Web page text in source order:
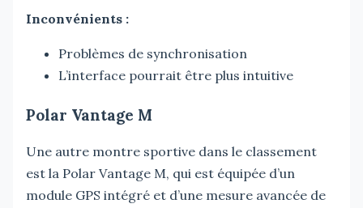
Inconvénients :
Problèmes de synchronisation
L’interface pourrait être plus intuitive
Polar Vantage M
Une autre montre sportive dans le classement
est la Polar Vantage M, qui est équipée d’un
module GPS intégré et d’une mesure avancée de